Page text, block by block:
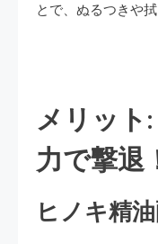
とで、ぬるつきや
メリット
力で撃退
ヒノキ精